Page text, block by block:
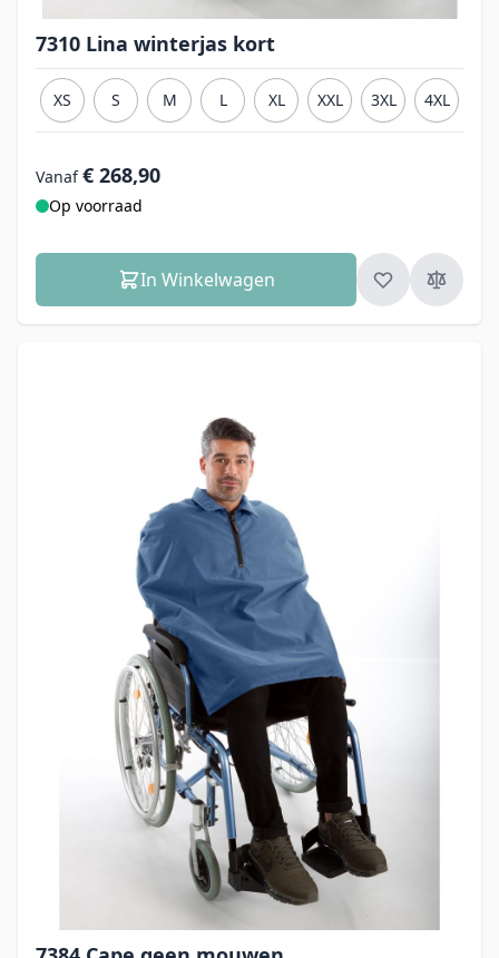
7310 Lina winterjas kort
XS S M L XL XXL 3XL 4XL
Vanaf € 268,90
Op voorraad
In Winkelwagen